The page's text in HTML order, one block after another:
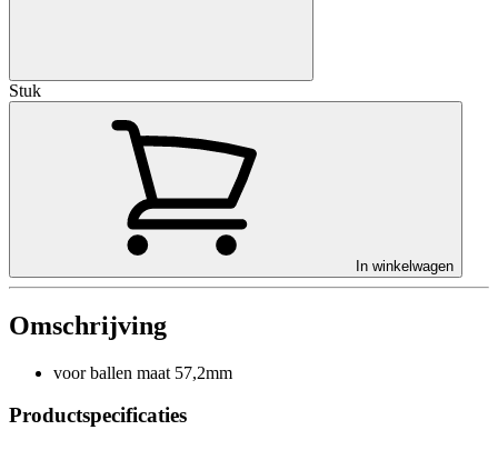
Stuk
In winkelwagen
Omschrijving
voor ballen maat 57,2mm
Productspecificaties